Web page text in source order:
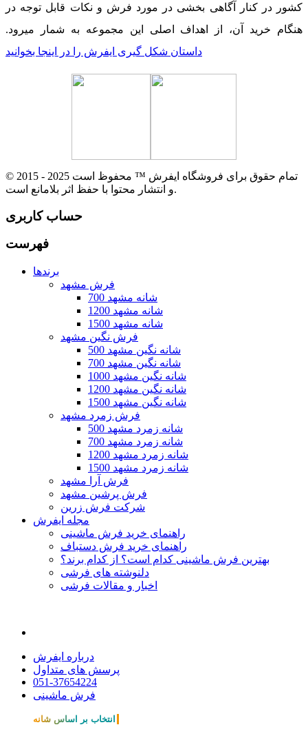
کشور در کنار آگاهی بخشی در مورد فرش و نکات قابل توجه در
هنگام خرید آن، از اهداف اصلی این مجموعه به شمار میرود.
داستان شکل گیری ایفرش را در اینجا بخوانید
© 2015 - 2025 تمام حقوق برای فروشگاه ایفرش ™ محفوظ است
و انتشار محتوا با حفظ اثر بلامانع است.
حساب کاربری
فهرست
برندها
فرش مشهد
700 شانه مشهد
1200 شانه مشهد
1500 شانه مشهد
فرش نگین مشهد
500 شانه نگین مشهد
700 شانه نگین مشهد
1000 شانه نگین مشهد
1200 شانه نگین مشهد
1500 شانه نگین مشهد
فرش زمرد مشهد
500 شانه زمرد مشهد
700 شانه زمرد مشهد
1200 شانه زمرد مشهد
1500 شانه زمرد مشهد
فرش آرا مشهد
فرش پرشین مشهد
شرکت فرش زرین
مجله ایفرش
راهنمای خرید فرش ماشینی
راهنمای خرید فرش دستباف
بهترین فرش ماشینی کدام است؟ از کدام برند؟
دلنوشته های فرشی
اخبار و مقالات فرشی
درباره ایفرش
پرسش های متداول
051-37654224
فرش ماشینی
انتخاب بر اساس شانه